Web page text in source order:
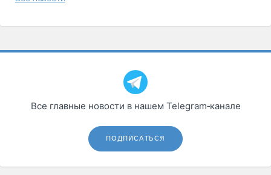
Все главные новости в нашем Telegram‑канале
ПОДПИСАТЬСЯ